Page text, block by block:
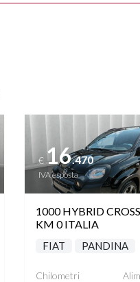
Vedi dettagli
€16.470
IVA esposta
1000 HYBRID
KM 0 ITALIA
FIAT PANDINA
Chilometri